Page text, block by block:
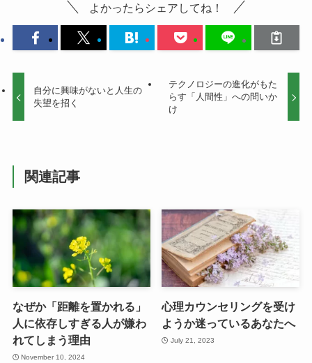
よかったらシェアしてね！
自分に興味がないと人生の
失望を招く
テクノロジーの進化がもた
らす「人間性」への問いか
け
関連記事
なぜか「距離を置かれる」
人に依存しすぎる人が嫌わ
れてしまう理由
November 10, 2024
心理カウンセリングを受け
ようか迷っているあなたへ
July 21, 2023